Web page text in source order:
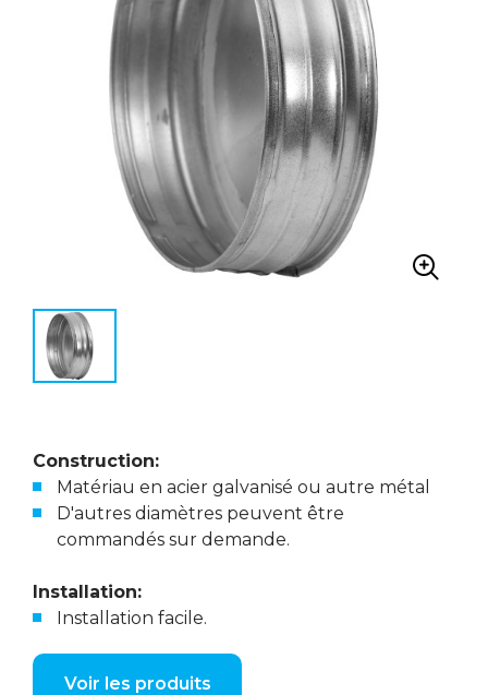
Construction:
Matériau en acier galvanisé ou autre métal
D'autres diamètres peuvent être
commandés sur demande.
Installation:
Installation facile.
Voir les produits